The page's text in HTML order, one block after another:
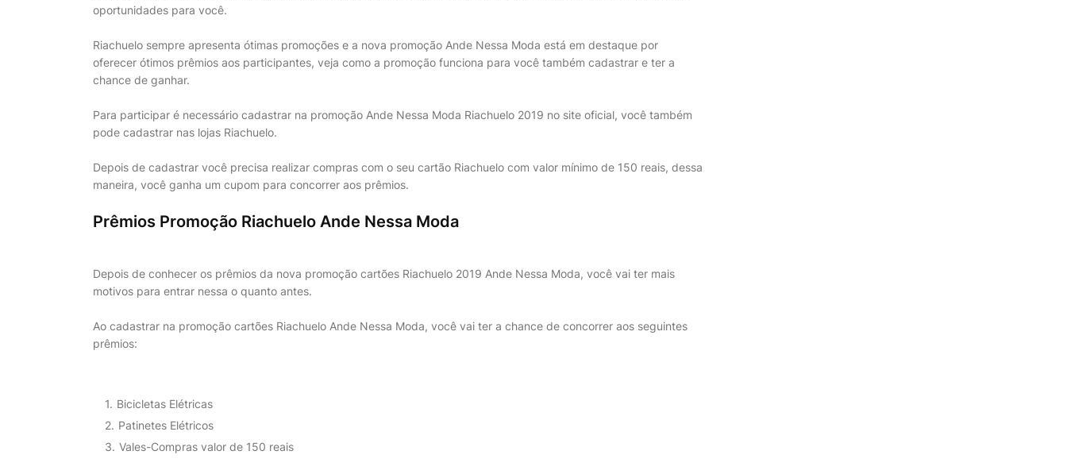
oportunidades para você.
Riachuelo sempre apresenta ótimas promoções e a nova promoção Ande Nessa Moda está em destaque por
oferecer ótimos prêmios aos participantes, veja como a promoção funciona para você também cadastrar e ter a
chance de ganhar.
Para participar é necessário cadastrar na promoção Ande Nessa Moda Riachuelo 2019 no site oficial, você também
pode cadastrar nas lojas Riachuelo.
Depois de cadastrar você precisa realizar compras com o seu cartão Riachuelo com valor mínimo de 150 reais, dessa
maneira, você ganha um cupom para concorrer aos prêmios.
Prêmios Promoção Riachuelo Ande Nessa Moda
Depois de conhecer os prêmios da nova promoção cartões Riachuelo 2019 Ande Nessa Moda, você vai ter mais
motivos para entrar nessa o quanto antes.
Ao cadastrar na promoção cartões Riachuelo Ande Nessa Moda, você vai ter a chance de concorrer aos seguintes
prêmios:
Bicicletas Elétricas
Patinetes Elétricos
Vales-Compras valor de 150 reais